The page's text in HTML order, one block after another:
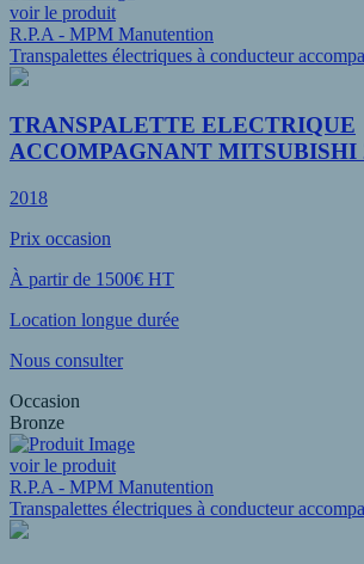
voir le produit
R.P.A - MPM Manutention
Transpalettes électriques à conducteur
TRANSPALETTE ELECTRIQUE
ACCOMPAGNANT MITSUBISHI
2018
Prix occasion
À partir de 1500€ HT
Location longue durée
Nous consulter
Occasion
Bronze
voir le produit
R.P.A - MPM Manutention
Transpalettes électriques à conducteur